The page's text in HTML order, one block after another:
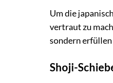
Um die
vertraut zu
sondern
Shoji-